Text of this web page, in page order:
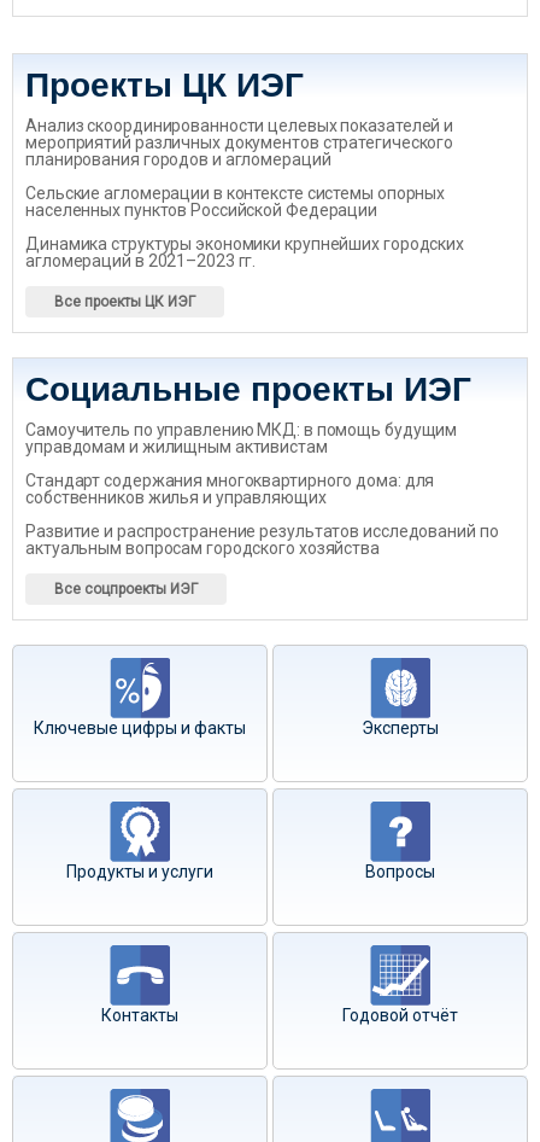
Проекты ЦК ИЭГ
Анализ скоординированности целевых показателей и
мероприятий различных документов стратегического
планирования городов и агломераций
Сельские агломерации в контексте системы опорных
населенных пунктов Российской Федерации
Динамика структуры экономики крупнейших городских
агломераций в 2021–2023 гг.
Все проекты ЦК ИЭГ
Социальные проекты ИЭГ
Самоучитель по управлению МКД: в помощь будущим
управдомам и жилищным активистам
Стандарт содержания многоквартирного дома: для
собственников жилья и управляющих
Развитие и распространение результатов исследований по
актуальным вопросам городского хозяйства
Все соцпроекты ИЭГ
Ключевые цифры и факты Эксперты
Продукты и услуги Вопросы
Контакты Годовой отчёт